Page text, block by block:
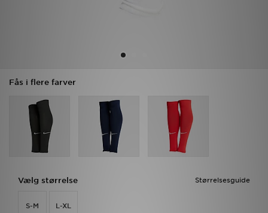
Fås i flere farver
Størrelsesguide
Vælg størrelse
S-M L-XL